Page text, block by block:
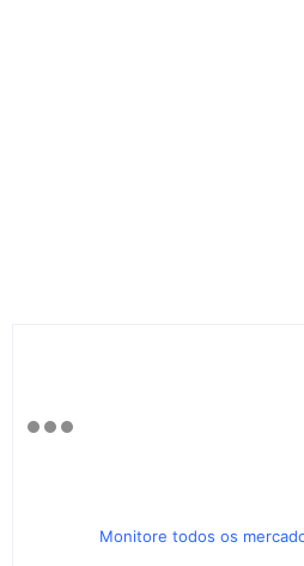
Monitore todos os